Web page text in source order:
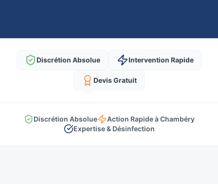
Discrétion Absolue Intervention Rapide
Devis Gratuit
Discrétion Absolue
Action Rapide à Chambéry
Expertise & Désinfection